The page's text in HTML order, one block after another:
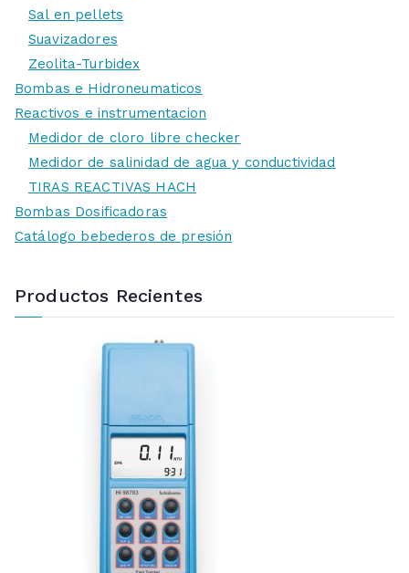
Sal en pellets
Suavizadores
Zeolita-Turbidex
Bombas e Hidroneumaticos
Reactivos e instrumentacion
Medidor de cloro libre checker
Medidor de salinidad de agua y conductividad
TIRAS REACTIVAS HACH
Bombas Dosificadoras
Catálogo bebederos de presión
Productos Recientes